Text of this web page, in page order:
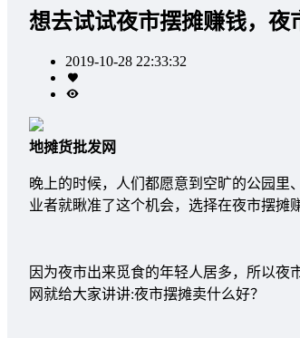
想去试试夜市摆摊赚钱，夜
2019-10-28 22:33:32
地摊货批发网
晚上的时候，人们都愿意到空旷的公园里
业者就瞅准了这个机会，选择在夜市摆摊
因为夜市出来觅食的年轻人居多，所以
网就给大家讲讲:夜市摆摊卖什么好？